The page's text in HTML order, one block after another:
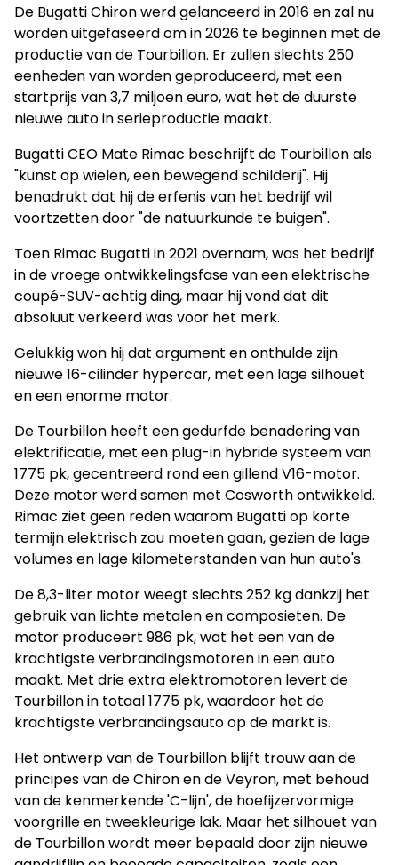
De Bugatti Chiron werd gelanceerd in 2016 en zal nu
worden uitgefaseerd om in 2026 te beginnen met de
productie van de Tourbillon. Er zullen slechts 250
eenheden van worden geproduceerd, met een
startprijs van 3,7 miljoen euro, wat het de duurste
nieuwe auto in serieproductie maakt.
Bugatti CEO Mate Rimac beschrijft de Tourbillon als
"kunst op wielen, een bewegend schilderij". Hij
benadrukt dat hij de erfenis van het bedrijf wil
voortzetten door "de natuurkunde te buigen".
Toen Rimac Bugatti in 2021 overnam, was het bedrijf
in de vroege ontwikkelingsfase van een elektrische
coupé-SUV-achtig ding, maar hij vond dat dit
absoluut verkeerd was voor het merk.
Gelukkig won hij dat argument en onthulde zijn
nieuwe 16-cilinder hypercar, met een lage silhouet
en een enorme motor.
De Tourbillon heeft een gedurfde benadering van
elektrificatie, met een plug-in hybride systeem van
1775 pk, gecentreerd rond een gillend V16-motor.
Deze motor werd samen met Cosworth ontwikkeld.
Rimac ziet geen reden waarom Bugatti op korte
termijn elektrisch zou moeten gaan, gezien de lage
volumes en lage kilometerstanden van hun auto's.
De 8,3-liter motor weegt slechts 252 kg dankzij het
gebruik van lichte metalen en composieten. De
motor produceert 986 pk, wat het een van de
krachtigste verbrandingsmotoren in een auto
maakt. Met drie extra elektromotoren levert de
Tourbillon in totaal 1775 pk, waardoor het de
krachtigste verbrandingsauto op de markt is.
Het ontwerp van de Tourbillon blijft trouw aan de
principes van de Chiron en de Veyron, met behoud
van de kenmerkende 'C-lijn', de hoefijzervormige
voorgrille en tweekleurige lak. Maar het silhouet van
de Tourbillon wordt meer bepaald door zijn nieuwe